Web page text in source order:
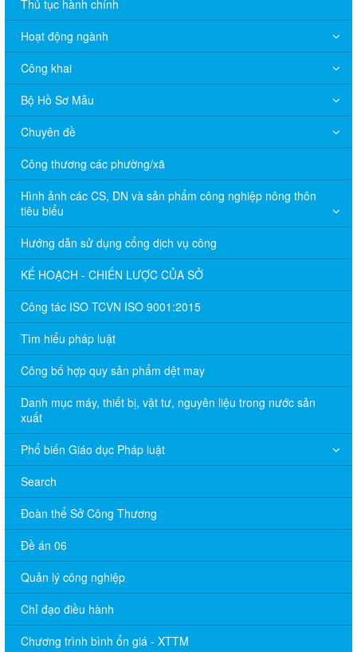
Thủ tục hành chính
Hoạt động ngành
Công khai
Bộ Hồ Sơ Mẫu
Chuyên đề
Công thương các phường/xã
Hình ảnh các CS, DN và sản phẩm công nghiệp nông thôn
tiêu biểu
Hướng dẫn sử dụng cổng dịch vụ công
KẾ HOẠCH - CHIẾN LƯỢC CỦA SỞ
Công tác ISO TCVN ISO 9001:2015
Tìm hiểu pháp luật
Công bố hợp quy sản phẩm dệt may
Danh mục máy, thiết bị, vật tư, nguyên liệu trong nước sản
xuất
Phổ biến Giáo dục Pháp luật
Search
Đoàn thể Sở Công Thương
Đề án 06
Quản lý công nghiệp
Chỉ đạo điều hành
Chương trình bình ổn giá - XTTM